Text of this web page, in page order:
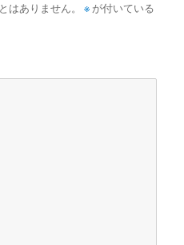
はありません。 ※ が付いている